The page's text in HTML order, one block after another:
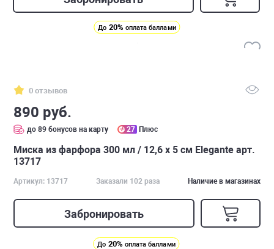
До 20% оплата баллами
0 отзывов
890 руб.
до 89 бонусов на карту 27 Плюс
Миска из фарфора 300 мл / 12,6 х 5 см Elegante арт.
13717
Артикул: 13717 Заказали 102 раза Наличие в магазинах
Забронировать
До 20% оплата баллами